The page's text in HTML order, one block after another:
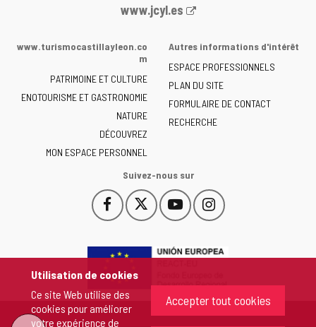
Utilisation de cookies
Ce site Web utilise des
cookies pour améliorer
votre expérience de
Accepter tout cookies
Portail
la
de
Castilla
y
León
-
www.jcyl.es
www.turismocastillayleon.co
m
PATRIMOINE ET CULTURE
ENOTOURISME ET GASTRONOMIE
NATURE
DÉCOUVREZ
MON ESPACE PERSONNEL
Autres informations d'intérêt
ESPACE PROFESSIONNELS
PLAN DU SITE
FORMULAIRE DE CONTACT
RECHERCHE
Suivez-nous sur
Facebook
Este
enlace
abrirá
una
ventana
nueva.
Este
enlace
abrirá
ventana
nueva.
YouTube
Este
enlace
abrirá
ventana
nueva.
Instagram
Este
enlace
abrirá
ventana
nueva.